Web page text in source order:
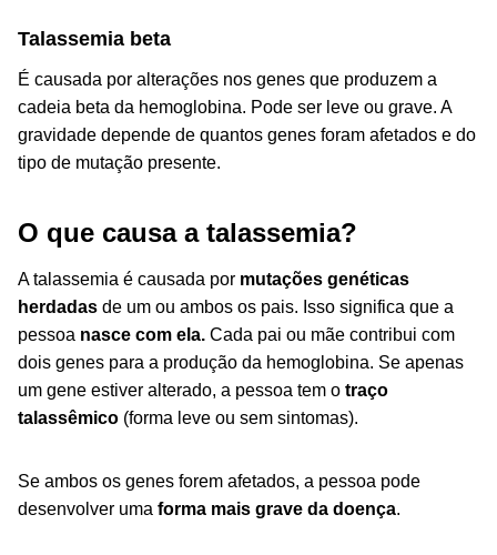
Talassemia beta
É causada por alterações nos genes que produzem a
cadeia beta da hemoglobina. Pode ser leve ou grave. A
gravidade depende de quantos genes foram afetados e do
tipo de mutação presente.
O que causa a talassemia?
A talassemia é causada por mutações genéticas
herdadas de um ou ambos os pais. Isso significa que a
pessoa nasce com ela. Cada pai ou mãe contribui com
dois genes para a produção da hemoglobina. Se apenas
um gene estiver alterado, a pessoa tem o traço
talassêmico (forma leve ou sem sintomas).
Se ambos os genes forem afetados, a pessoa pode
desenvolver uma forma mais grave da doença.